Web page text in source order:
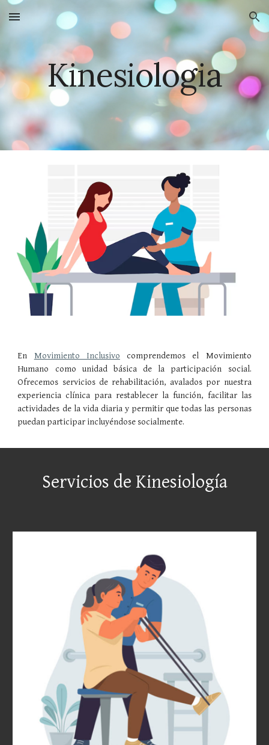
Skip to main content Skip to navigation
Kinesiologia
En Movimiento Inclusivo
comprendemos el Movimiento
Humano como unidad básica de la participación social.
Ofrecemos servicios de rehabilitación, avalados por nuestra
experiencia clínica para restablecer la función, facilitar las
actividades de la vida diaria y permitir que todas las personas
puedan participar incluyéndose socialmente.
Servicios de Kinesiología